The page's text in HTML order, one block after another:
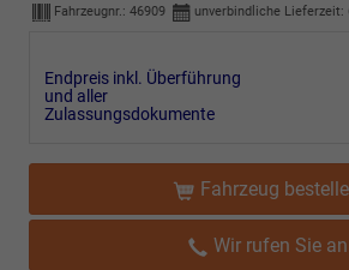
Fahrzeugnr.: 46909 unverbindliche Lieferzeit:
Endpreis inkl. Überführung
und aller
Zulassungsdokumente
Fahrzeug
Wir rufen Sie an